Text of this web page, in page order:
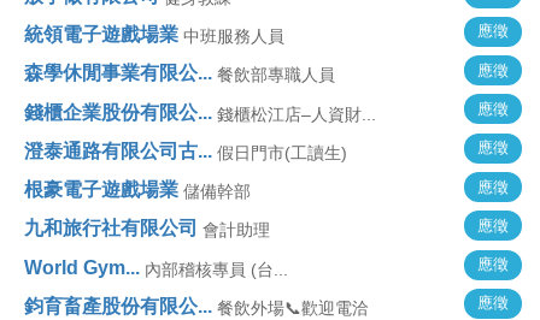
統領電子遊戲場業 中班服務人員 應徵
森學休閒事業有限公... 餐飲部專職人員 應徵
錢櫃企業股份有限公... 錢櫃松江店–人資財... 應徵
澄泰通路有限公司古... 假日門市(工讀生) 應徵
根豪電子遊戲場業 儲備幹部 應徵
九和旅行社有限公司 會計助理 應徵
World Gym... 內部稽核專員 (台... 應徵
鈞育畜產股份有限公... 餐飲外場📞歡迎電洽 應徵